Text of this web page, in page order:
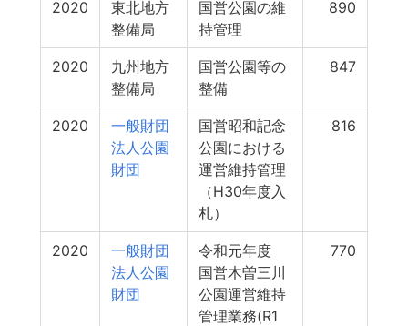
2020
東北地方
整備局
国営公園の維
持管理
890
2020
九州地方
整備局
国営公園等の
整備
847
2020
一般財団
法人公園
財団
国営昭和記念
公園における
運営維持管理
（H30年度入
札）
816
2020
一般財団
法人公園
財団
令和元年度
国営木曽三川
公園運営維持
管理業務(R1
770